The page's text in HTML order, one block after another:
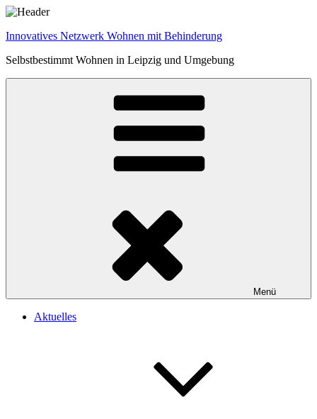
Zum
springen
Innovatives Netzwerk Wohnen mit Behinderung
Selbstbestimmt Wohnen in Leipzig und Umgebung
Menü
Aktuelles